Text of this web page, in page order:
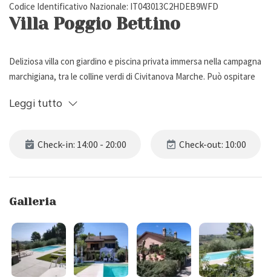
Codice Identificativo Nazionale: IT043013C2HDEB9WFD
Villa Poggio Bettino
Deliziosa villa con giardino e piscina privata immersa nella campagna
marchigiana, tra le colline verdi di Civitanova Marche. Può ospitare
dispone di un bel giardino recintato con prato, fiori e parcheggio
All'interno del giardino troviamo un'area lounge, un'amaca e una
zona pranzo con tavolo per 6 persone e ombrellone, ideale per
trascorrere piacevoli pasti all'aria aperta, circondati dalla natura.
Gli spazi esterni sono impreziositi da una piscina privata (9 x 4,5 m,
profondità 1,50 m), aperta dal 1° Maggio al 15 Ottobre e attrezzata
Leggi tutto
Check-in: 14:00 - 20:00 Check-out: 10:00
Galleria